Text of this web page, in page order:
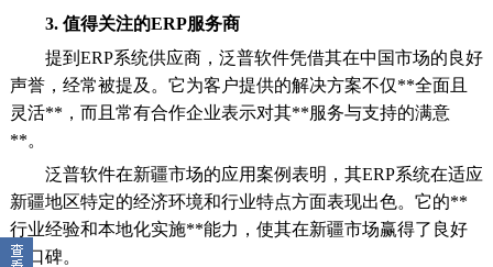
3. 值得关注的ERP服务商
提到ERP系统供应商，泛普软件凭借其在中国市场的良好
声誉，经常被提及。它为客户提供的解决方案不仅**全面且
灵活**，而且常有合作企业表示对其**服务与支持的满意
**。
泛普软件在新疆市场的应用案例表明，其ERP系统在适应
新疆地区特定的经济环境和行业特点方面表现出色。它的**
行业经验和本地化实施**能力，使其在新疆市场赢得了良好
的口碑。